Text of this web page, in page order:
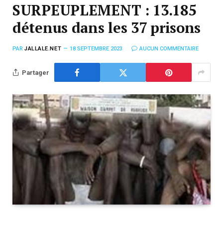
SURPEUPLEMENT : 13.185
détenus dans les 37 prisons
PAR JALLALE.NET 18 SEPTEMBRE 2023 AUCUN COMMENTAIRE
Partager